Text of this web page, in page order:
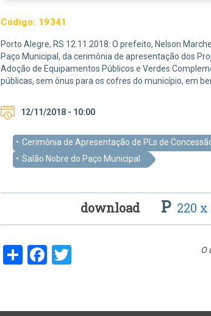
Código: 19341
Porto Alegre, RS 12.11.2018: O prefeito, Nelson
Paço Municipal, da cerimônia de apresentação dos
Adoção de Equipamentos Públicos e Verdes
públicas, sem ônus para os cofres do município, em
12/11/2018 - 10:00
Cerimônia de Apresentação de PLs de
Salão Nobre do Paço Municipal
download P 220 x
O
ShareFacebook
Twitter